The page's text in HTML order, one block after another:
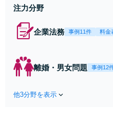
注力分野
企業法務 事例11件 料金
離婚・男女問題 事例12
他3分野を表示